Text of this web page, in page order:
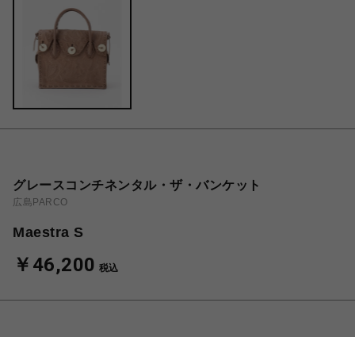
グレースコンチネンタル・ザ・バンケット
広島PARCO
Maestra S
￥46,200 税込